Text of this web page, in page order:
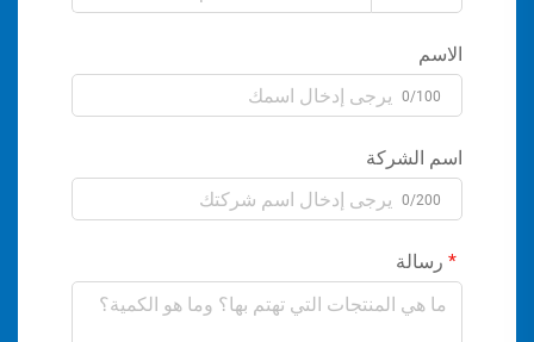
الاسم
0/100
اسم الشركة
0/200
رسالة